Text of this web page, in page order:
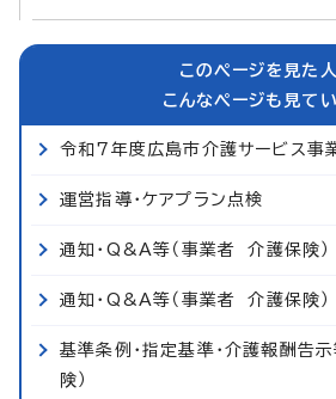
このページを見た
こんなページも見て
令和7年度広島市介護サービス事
運営指導・ケアプラン点検
通知・Q&A等（事業者 介護保険）
通知・Q&A等（事業者 介護保険
基準条例・指定基準・介護報酬告
険）